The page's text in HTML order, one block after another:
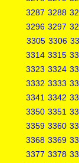
3287 3288
3296 3297
3305 3306
3314 3315
3323 3324
3332 3333
3341 3342
3350 3351
3359 3360
3368 3369
3377 3378